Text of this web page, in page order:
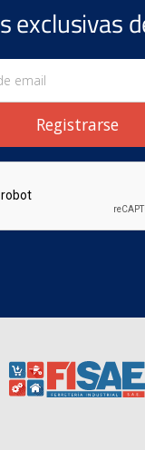
exclusivas
Registrarse